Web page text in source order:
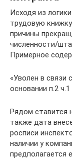
Исходя из
трудовую
причины
численности/
Примерное
«Уволен в связи
основании п.2
Рядом ставится
также дата
росписи
наличии у
предполагается